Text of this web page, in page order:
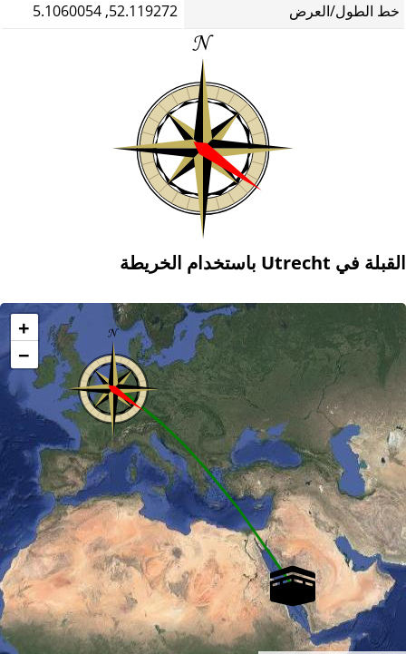
خط الطول/العرض
52.119272, 5.1060054
القبلة في Utrecht باستخدام الخريطة
+
−